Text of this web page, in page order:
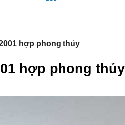
hợp phong thủy
hợp phong thủy